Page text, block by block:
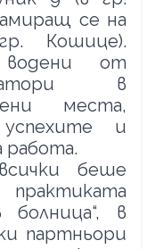
се на
Кошице).
водени от
в
места,
и
беше
в
партньори